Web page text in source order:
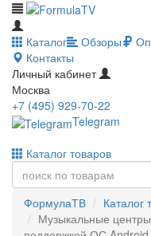
Каталог Обзоры
Контакты
Личный кабинет
Москва
+7 (495) 929-70-22
Telegram
Каталог товаров
ФормулаТВ Каталог
Музыкальные